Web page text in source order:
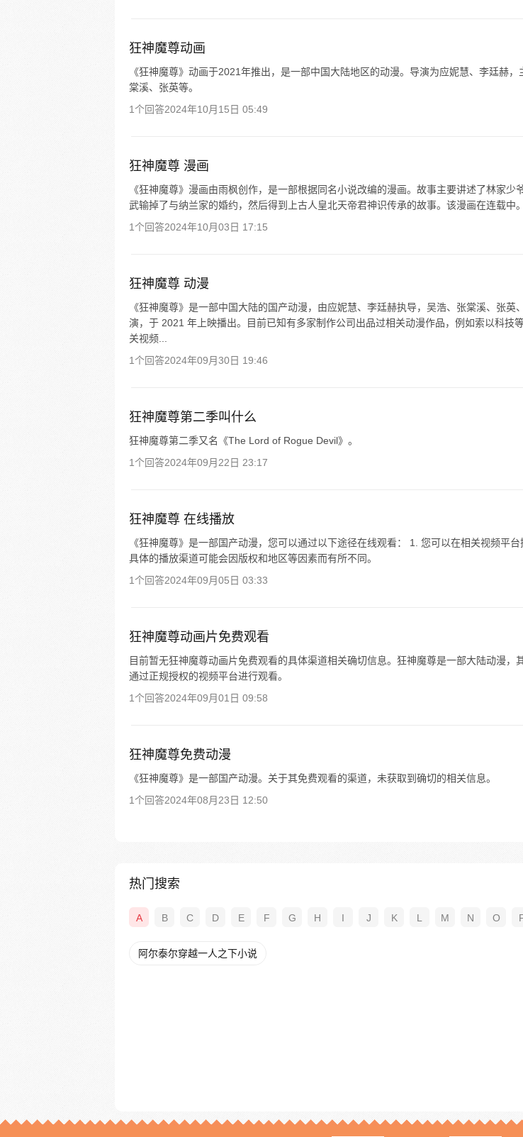
狂神魔尊动画
《狂神魔尊》动画于2021年推出，是一部中国大陆地区的动漫。导演为应妮慧、李廷赫，
棠溪、张英等。
1个回答2024年10月15日 05:49
狂神魔尊 漫画
《狂神魔尊》漫画由雨枫创作，是一部根据同名小说改编的漫画。故事主要讲述了林家少
武输掉了与纳兰家的婚约，然后得到上古人皇北天帝君神识传承的故事。该漫画在连载中。
1个回答2024年10月03日 17:15
狂神魔尊 动漫
《狂神魔尊》是一部中国大陆的国产动漫，由应妮慧、李廷赫执导，吴浩、张棠溪、张英
演，于 2021 年上映播出。目前已知有多家制作公司出品过相关动漫作品，例如索以科技
关视频...
1个回答2024年09月30日 19:46
狂神魔尊第二季叫什么
狂神魔尊第二季又名《The Lord of Rogue Devil》。
1个回答2024年09月22日 23:17
狂神魔尊 在线播放
《狂神魔尊》是一部国产动漫，您可以通过以下途径在线观看： 1. 您可以在相关视频平
具体的播放渠道可能会因版权和地区等因素而有所不同。
1个回答2024年09月05日 03:33
狂神魔尊动画片免费观看
目前暂无狂神魔尊动画片免费观看的具体渠道相关确切信息。狂神魔尊是一部大陆动漫，
通过正规授权的视频平台进行观看。
1个回答2024年09月01日 09:58
狂神魔尊免费动漫
《狂神魔尊》是一部国产动漫。关于其免费观看的渠道，未获取到确切的相关信息。
1个回答2024年08月23日 12:50
热门搜索
A B C D E F G H I J K L M N O
阿尔泰尔穿越一人之下小说